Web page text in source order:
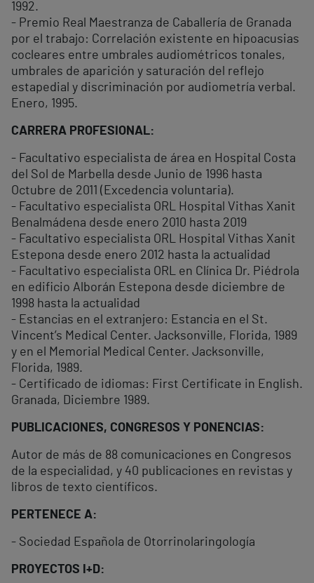
1992.
- Premio Real Maestranza de Caballería de Granada
por el trabajo: Correlación existente en hipoacusias
cocleares entre umbrales audiométricos tonales,
umbrales de aparición y saturación del reflejo
estapedial y discriminación por audiometría verbal.
Enero, 1995.
CARRERA PROFESIONAL:
- Facultativo especialista de área en Hospital Costa
del Sol de Marbella desde Junio de 1996 hasta
Octubre de 2011 (Excedencia voluntaria).
- Facultativo especialista ORL Hospital Vithas Xanit
Benalmádena desde enero 2010 hasta 2019
- Facultativo especialista ORL Hospital Vithas Xanit
Estepona desde enero 2012 hasta la actualidad
- Facultativo especialista ORL en Clínica Dr. Piédrola
en edificio Alborán Estepona desde diciembre de
1998 hasta la actualidad
- Estancias en el extranjero: Estancia en el St.
Vincent’s Medical Center. Jacksonville, Florida, 1989
y en el Memorial Medical Center. Jacksonville,
Florida, 1989.
- Certificado de idiomas: First Certificate in English.
Granada, Diciembre 1989.
PUBLICACIONES, CONGRESOS Y PONENCIAS:
Autor de más de 88 comunicaciones en Congresos
de la especialidad, y 40 publicaciones en revistas y
libros de texto científicos.
PERTENECE A:
- Sociedad Española de Otorrinolaringología
PROYECTOS I+D: